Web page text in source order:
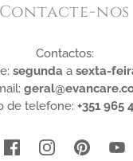
Contacte-nos
Contactos:
segunda a sexta-
de telefone: +351 965